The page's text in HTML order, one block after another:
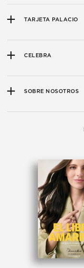
TARJETA PALACIO
CELEBRA
SOBRE NOSOTROS